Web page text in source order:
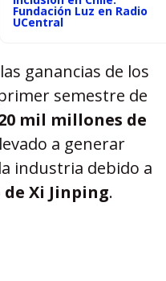
Fundación Luz en Radio
UCentral
ganancias de los
semestre de
mil millones de
a generar
industria debido a
Xi Jinping.